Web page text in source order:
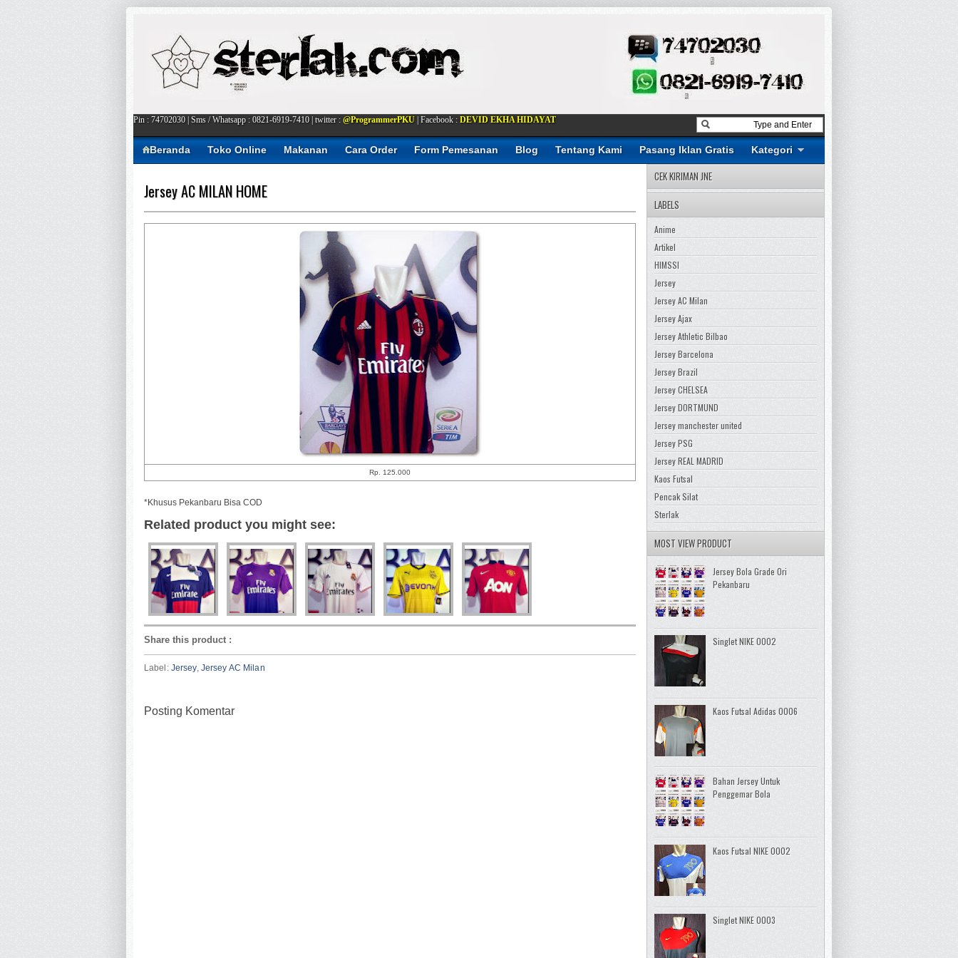
Pin : 74702030 | Sms / Whatsapp : 0821-6919-7410 | twitter : @ProgrammerPKU | Facebook : DEVID EKHA HIDAYAT
Beranda Toko Online Makanan Cara Order Form Pemesanan Blog Tentang Kami Pasang Iklan Gratis Kategori
Jersey AC MILAN HOME
Rp. 125.000
*Khusus Pekanbaru Bisa COD
Related product you might see:
Share this product :
Label: Jersey, Jersey AC Milan
Posting Komentar
CEK KIRIMAN JNE
LABELS
Anime
Artikel
HIMSSI
Jersey
Jersey AC Milan
Jersey Ajax
Jersey Athletic Bilbao
Jersey Barcelona
Jersey Brazil
Jersey CHELSEA
Jersey DORTMUND
Jersey manchester united
Jersey PSG
Jersey REAL MADRID
Kaos Futsal
Pencak Silat
Sterlak
MOST VIEW PRODUCT
Jersey Bola Grade Ori
Pekanbaru
Singlet NIKE 0002
Kaos Futsal Adidas 0006
Bahan Jersey Untuk
Penggemar Bola
Kaos Futsal NIKE 0002
Singlet NIKE 0003